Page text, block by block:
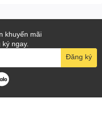
khuyến mãi
ngay.
Đăng ký